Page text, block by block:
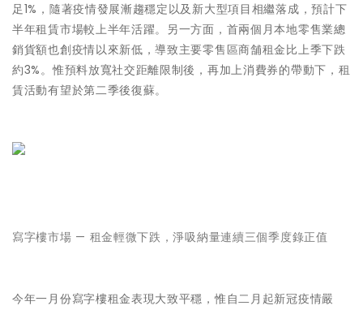
足1%，隨著疫情發展漸趨穩定以及新大型項目相繼落成，預計下
半年租賃市場較上半年活躍。另一方面，首兩個月本地零售業總
銷貨額也創疫情以來新低，導致主要零售區商舗租金比上季下跌
約3%。惟預料放寬社交距離限制後，再加上消費券的帶動下，租
賃活動有望於第二季後復蘇。
寫字樓市場 — 租金輕微下跌，淨吸納量連續三個季度錄正值
今年一月份寫字樓租金表現大致平穩，惟自二月起新冠疫情嚴